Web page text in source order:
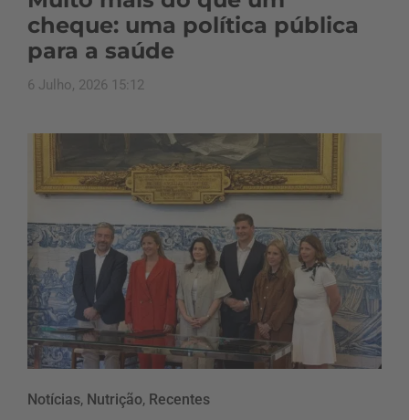
cheque: uma política pública
para a saúde
6 Julho, 2026 15:12
Notícias, Nutrição, Recentes